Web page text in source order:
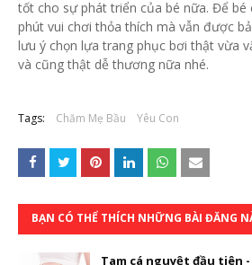
tốt cho sự phát triển của bé nữa. Để
phút vui chơi thỏa thích mà vẫn được
lưu ý chọn lựa trang phục bơi thật vừa
và cũng thật dễ thương nữa nhé.
Tags: Chăm Mẹ Bầu Yêu Con
BẠN CÓ THỂ THÍCH NHỮNG BÀI ĐĂNG
Tam cá nguyệt đầu tiên